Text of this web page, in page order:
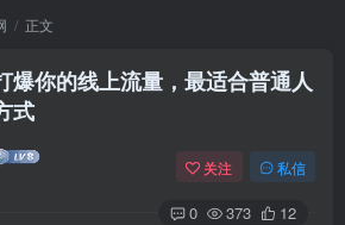
正文
爆你的线上流量，最适合普通人
式
关注 私信
0 373 12